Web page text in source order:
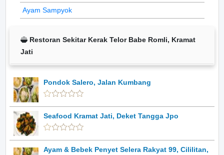
Ayam Sampyok
Restoran Sekitar Kerak Telor Babe Romli, Kramat
Jati
Pondok Salero, Jalan Kumbang
Seafood Kramat Jati, Deket Tangga Jpo
Ayam & Bebek Penyet Selera Rakyat 99, Cililitan,